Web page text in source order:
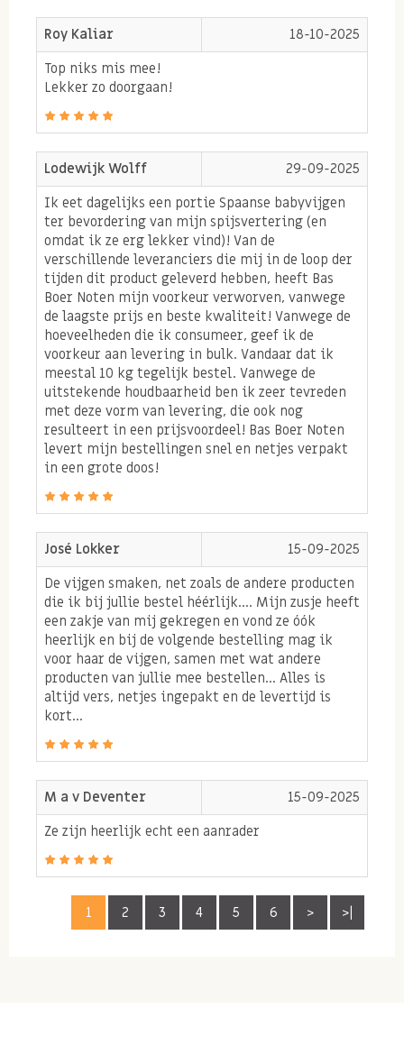
2. Vijgen en de
vochtbalans
Vijgen bevatten een zeer hoog gehalte aan kalium ook
bekend als potassium en een hoog gehalte aan
mangaan. Met name kalium wat samen werkt met
natrium is belangrijk voor een juiste vochtbalans in
je lichaam en daarom als sporter belangrijk voldoende
door middel van voeding binnen te krijgen. Kalium en
natrium hebben daarnaast de belangrijke taak om de
zenuwprikkeloverdracht die je afgeeft om een
beweging te kunnen maken, spieren trekken samen,
goed te laten verlopen.Bestel uw Spaanse vijgen online
bij Sportsnuts.
3. Vijgen en verbranding
Mangaan wat vijgen ook hoogwaardig bevatten werkt
als antioxidant en heeft een belangrijke rol bij de
verbranding van koolhydraten in het lichaam en
ondersteunt het verloop van een goede
stofwisseling. Daarnaast bevatten vijgen bevatten
calcium, ijzer magnesium en vitamine K.
Gebruik spaanse vijgen
Spaanse vijgen zijn lekker om als tussendoortje te
eten. De vijgen vullen goed en geven een langdurig
dadels!
Allergie informatie:
Kan sporen bevatten van NOTEN, PINDA'S, GLUTEN.
Roy Kaliar
18-10-2025
Top niks mis mee!
Lekker zo doorgaan!
Lodewijk Wolff
29-09-2025
Ik eet dagelijks een portie Spaanse babyvijgen
ter bevordering van mijn spijsvertering (en
omdat ik ze erg lekker vind)! Van de
verschillende leveranciers die mij in de loop der
tijden dit product geleverd hebben, heeft Bas
Boer Noten mijn voorkeur verworven, vanwege
de laagste prijs en beste kwaliteit! Vanwege de
hoeveelheden die ik consumeer, geef ik de
voorkeur aan levering in bulk. Vandaar dat ik
meestal 10 kg tegelijk bestel. Vanwege de
uitstekende houdbaarheid ben ik zeer tevreden
met deze vorm van levering, die ook nog
resulteert in een prijsvoordeel! Bas Boer Noten
levert mijn bestellingen snel en netjes verpakt
in een grote doos!
José Lokker
15-09-2025
De vijgen smaken, net zoals de andere producten
die ik bij jullie bestel héérlijk.... Mijn zusje heeft
een zakje van mij gekregen en vond ze óók
heerlijk en bij de volgende bestelling mag ik
voor haar de vijgen, samen met wat andere
producten van jullie mee bestellen... Alles is
altijd vers, netjes ingepakt en de levertijd is
kort...
M a v Deventer
15-09-2025
Ze zijn heerlijk echt een aanrader
1 2 3 4 5 6 > >|